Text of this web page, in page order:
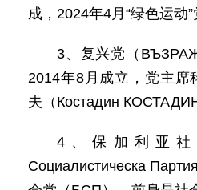
成，2024年4月“绿色运动”
3、复兴党（
2014年8月成立，党主席
夫（Костадин
4、保加利亚社
Социалистическа